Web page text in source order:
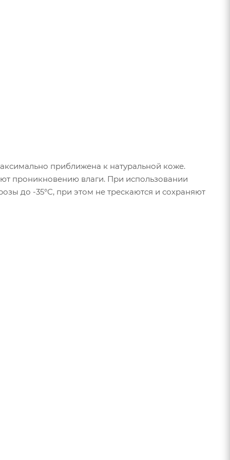
приближена к натуральной коже.
проникновению влаги. При использовании
до -35°С, при этом не трескаются и сохраняют